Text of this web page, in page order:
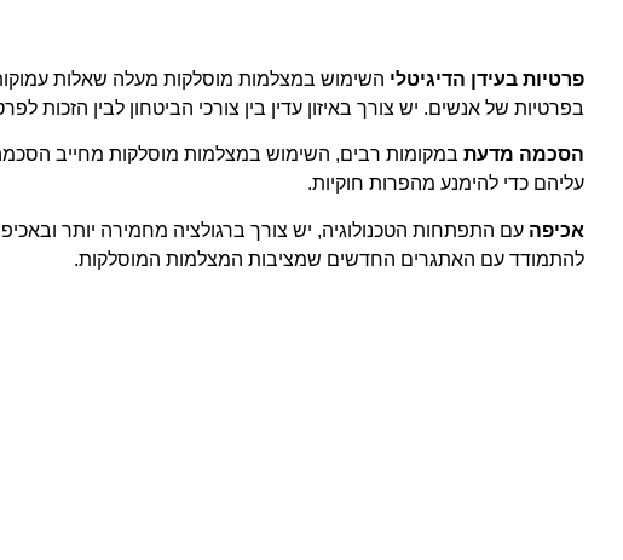
פרטיות בעידן הדיגיטלי השימוש במצלמות מוסלקות מעלה שאלות עמוקות
בפרטיות של אנשים. יש צורך באיזון עדין בין צורכי הביטחון לבין הזכות
הסכמה מדעת במקומות רבים, השימוש במצלמות מוסלקות מחייב
עליהם כדי להימנע מהפרות חוקיות.
אכיפה עם התפתחות הטכנולוגיה, יש צורך ברגולציה מחמירה יותר
להתמודד עם האתגרים החדשים שמציבות המצלמות המוסלקות.